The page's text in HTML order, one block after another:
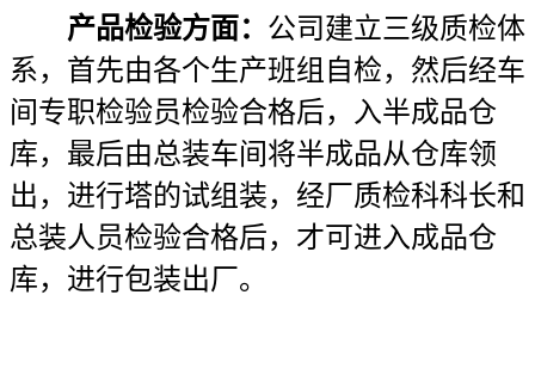
产品检验方面： 公司建立三级质检体
系，首先由各个生产班组自检，然后经车
间专职检验员检验合格后，入半成品仓
库，最后由总装车间将半成品从仓库领
出，进行塔的试组装，经厂质检科科长和
总装人员检验合格后，才可进入成品仓
库，进行包装出厂。